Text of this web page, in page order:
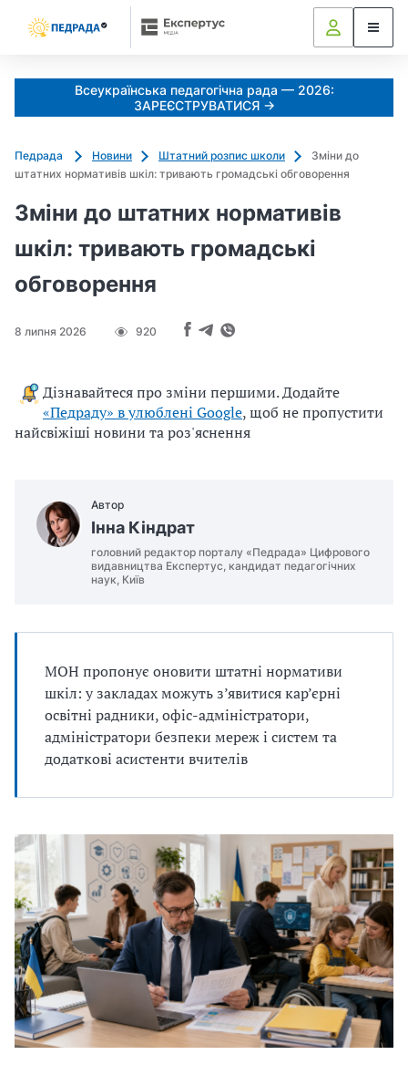
Всеукраїнська педагогічна рада — 2026:
ЗАРЕЄСТРУВАТИСЯ →
Педрада Новини Штатний розпис школи
Зміни до
штатних нормативів шкіл: тривають громадські обговорення
Зміни до штатних нормативів
шкіл: тривають громадські
обговорення
8 липня 2026 920
Дізнавайтеся про зміни першими. Додайте
«Педраду» в улюблені Google, щоб не пропустити
найсвіжіші новини та роз'яснення
Автор
Інна Кіндрат
головний редактор порталу «Педрада» Цифрового
видавництва Експертус, кандидат педагогічних
наук, Київ
МОН пропонує оновити штатні нормативи
шкіл: у закладах можуть з’явитися кар’єрні
освітні радники, офіс-адміністратори,
адміністратори безпеки мереж і систем та
додаткові асистенти вчителів